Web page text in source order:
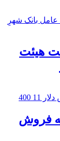
هیئت
فروش